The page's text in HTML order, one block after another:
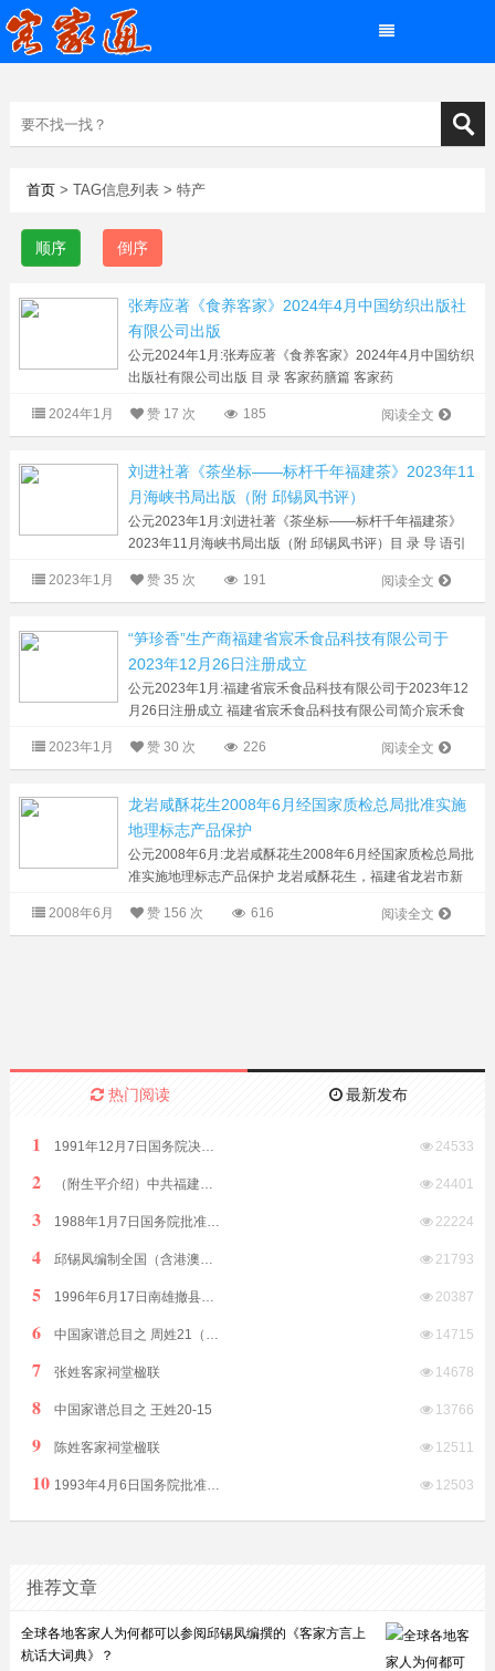
首页> TAG信息列表 > 特产
顺序 倒序
张寿应著《食养客家》2024年4月中国纺织出版社
有限公司出版
公元2024年1月:张寿应著《食养客家》2024年4月中国纺织
出版社有限公司出版 目 录 客家药膳篇 客家药
002早春升阳第一菜...
阅读全文
2024年1月 赞 17 次 185
刘进社著《茶坐标——标杆千年福建茶》2023年11
月海峡书局出版（附 邱锡凤书评）
公元2023年1月:刘进社著《茶坐标——标杆千年福建茶》
2023年11月海峡书局出版（附 邱锡凤书评）目 录 导 语引
研膏，继造蜡面 茶之为...
阅读全文
2023年1月 赞35 次 191
“笋珍香”生产商福建省宸禾食品科技有限公司于
2023年12月26日注册成立
公元2023年1月:福建省宸禾食品科技有限公司于2023年12
月26日注册成立 福建省宸禾食品科技有限公司简介宸禾食
土之上。公司始终坚守...
阅读全文
2023年1月 赞30 次 226
龙岩咸酥花生2008年6月经国家质检总局批准实施
地理标志产品保护
公元2008年6月:龙岩咸酥花生2008年6月经国家质检总局批
准实施地理标志产品保护 龙岩咸酥花生，福建省龙岩市新
万历年间（1570—1620年），闽西新...
阅读全文
2008年6月 赞 156 次 616
热门阅读 最新发布
1 1991年12月7日国务院决定原汕头市饶平县划归潮州市管辖 24533
2 （附生平介绍）中共福建省委原副书记、福建省政协原副主席林开钦同志2022年8月15日在福州逝世享年89岁 24401
3 1988年1月7日国务院批准析江门市阳江、阳春两县置阳江地级市 22224
4 邱锡凤编制全国（含港澳台）客家方言分布全表（征求意见稿）2019年8月12日发布 21793
5 1996年6月17日南雄撤县改市隶属广东省由韶关市代管 20387
6 中国家谱总目之 周姓21（江西） 14715
7 张姓客家祠堂楹联 14678
8 中国家谱总目之 王姓20-15 13766
9 陈姓客家祠堂楹联 12511
10 1993年4月6日国务院批准普宁撤县设市（县级）由揭阳市代管 12503
推荐文章
全球各地客家人为何都可以参阅邱锡凤编撰的《客家方言上
杭话大词典》？